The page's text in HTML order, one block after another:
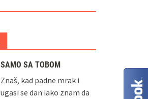
SAMO SA TOBOM
Znaš, kad padne mrak i
ugasi se dan iako znam da